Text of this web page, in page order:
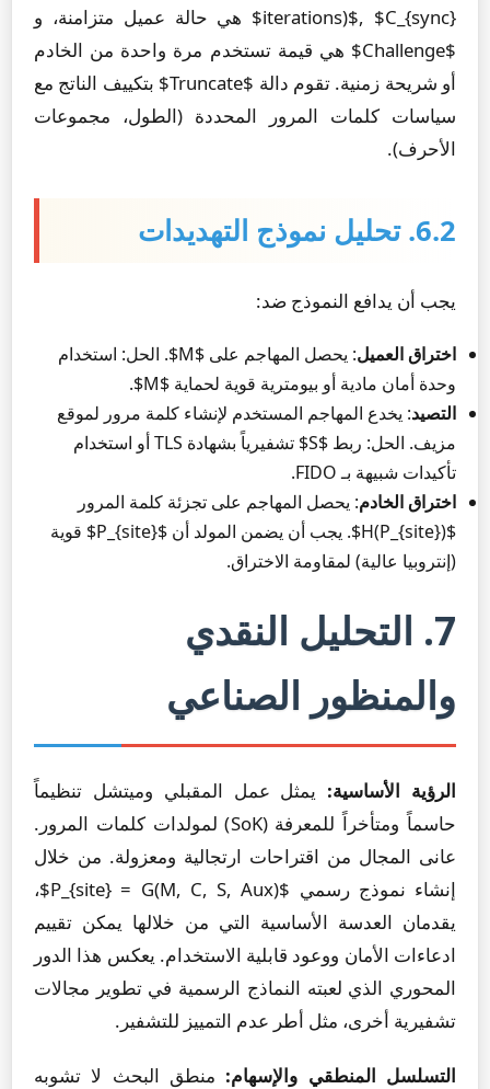
iterations)$, $C_{sync}$ هي حالة عميل متزامنة، و
$Challenge$ هي قيمة تستخدم مرة واحدة من الخادم
أو شريحة زمنية. تقوم دالة $Truncate$ بتكييف الناتج مع
سياسات كلمات المرور المحددة (الطول، مجموعات
الأحرف).
6.2. تحليل نموذج التهديدات
يجب أن يدافع النموذج ضد:
اختراق العميل
: يحصل المهاجم على $M$. الحل: استخدام
وحدة أمان مادية أو بيومترية قوية لحماية $M$.
التصيد: يخدع المهاجم المستخدم لإنشاء كلمة مرور لموقع
مزيف. الحل: ربط $S$ تشفيرياً بشهادة TLS أو استخدام
تأكيدات شبيهة بـ FIDO.
اختراق الخادم: يحصل المهاجم على تجزئة كلمة المرور
$H(P_{site})$. يجب أن يضمن المولد أن $P_{site}$ قوية
(إنتروبيا عالية) لمقاومة الاختراق.
7. التحليل النقدي
والمنظور الصناعي
الرؤية الأساسية: يمثل عمل المقبلي وميتشل تنظيماً
حاسماً ومتأخراً للمعرفة (SoK) لمولدات كلمات المرور.
عانى المجال من اقتراحات ارتجالية ومعزولة. من خلال
إنشاء نموذج رسمي $P_{site} = G(M, C, S, Aux)$،
يقدمان العدسة الأساسية التي من خلالها يمكن تقييم
ادعاءات الأمان ووعود قابلية الاستخدام. يعكس هذا الدور
المحوري الذي لعبته النماذج الرسمية في تطوير مجالات
تشفيرية أخرى، مثل أطر عدم التمييز للتشفير.
التسلسل المنطقي والإسهام: منطق البحث لا تشوبه